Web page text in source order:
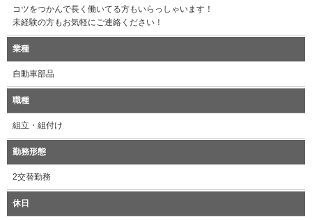
コツをつかんで長く働いてる方もいらっしゃいます！
未経験の方もお気軽にご連絡ください！
業種
自動車部品
職種
組立・組付け
勤務形態
2交替勤務
休日